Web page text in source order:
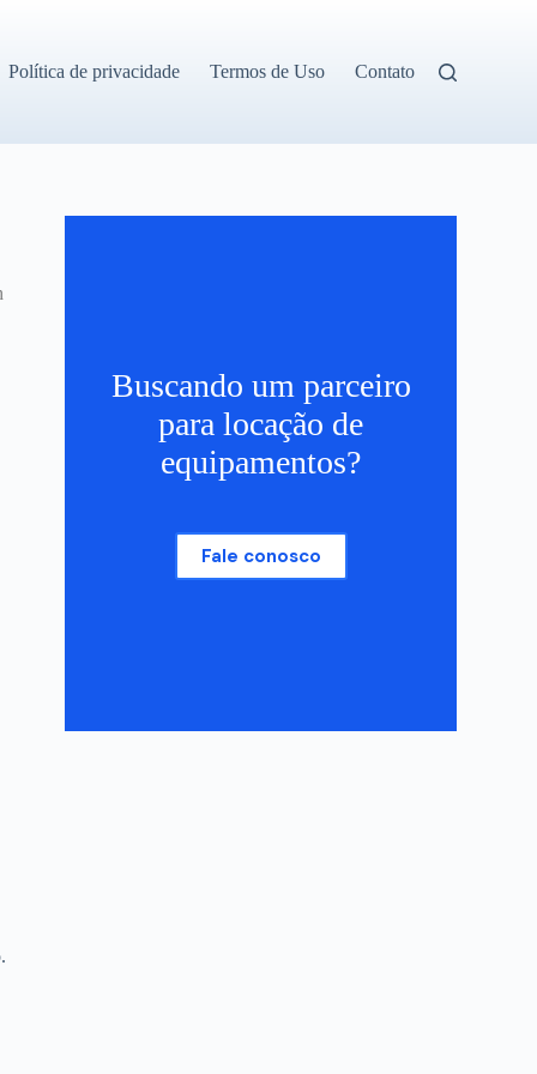
Política de privacidade Termos de Uso Contato
Buscando um parceiro
para locação de
equipamentos?
Fale conosco